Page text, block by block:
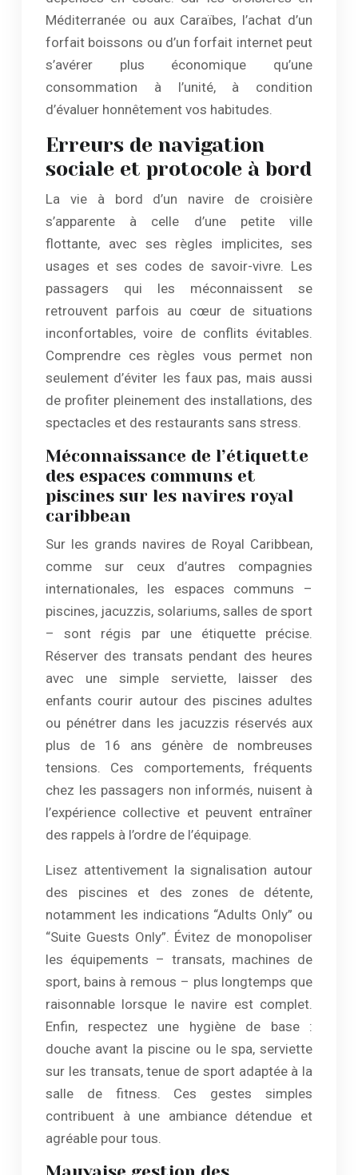
Méditerranée ou aux Caraïbes, l’achat d’un
forfait boissons ou d’un forfait internet peut
s’avérer plus économique qu’une
consommation à l’unité, à condition
d’évaluer honnêtement vos habitudes.
Erreurs de navigation
sociale et protocole à bord
La vie à bord d’un navire de croisière
s’apparente à celle d’une petite ville
flottante, avec ses règles implicites, ses
usages et ses codes de savoir-vivre. Les
passagers qui les méconnaissent se
retrouvent parfois au cœur de situations
inconfortables, voire de conflits évitables.
Comprendre ces règles vous permet non
seulement d’éviter les faux pas, mais aussi
de profiter pleinement des installations, des
spectacles et des restaurants sans stress.
Méconnaissance de l’étiquette
des espaces communs et
piscines sur les navires royal
caribbean
Sur les grands navires de Royal Caribbean,
comme sur ceux d’autres compagnies
internationales, les espaces communs –
piscines, jacuzzis, solariums, salles de sport
– sont régis par une étiquette précise.
Réserver des transats pendant des heures
avec une simple serviette, laisser des
enfants courir autour des piscines adultes
ou pénétrer dans les jacuzzis réservés aux
plus de 16 ans génère de nombreuses
tensions. Ces comportements, fréquents
chez les passagers non informés, nuisent à
l’expérience collective et peuvent entraîner
des rappels à l’ordre de l’équipage.
Lisez attentivement la signalisation autour
des piscines et des zones de détente,
notamment les indications “Adults Only” ou
“Suite Guests Only”. Évitez de monopoliser
les équipements – transats, machines de
sport, bains à remous – plus longtemps que
raisonnable lorsque le navire est complet.
Enfin, respectez une hygiène de base :
douche avant la piscine ou le spa, serviette
sur les transats, tenue de sport adaptée à la
salle de fitness. Ces gestes simples
contribuent à une ambiance détendue et
agréable pour tous.